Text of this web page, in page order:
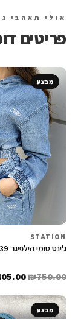
אולי תאהבי
פריטים
מבצע
STATION
ג'ינס טומי הילפיגר DW20539
₪750.00
מבצע